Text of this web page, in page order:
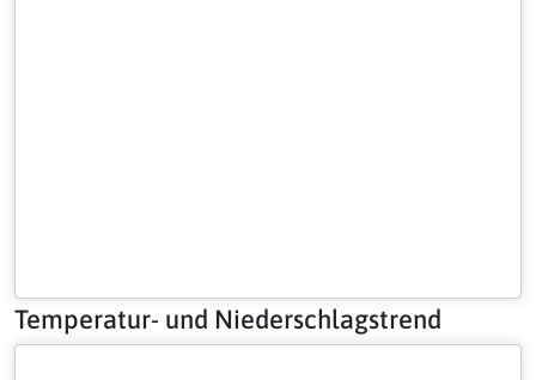
Temperatur- und Niederschlagstrend